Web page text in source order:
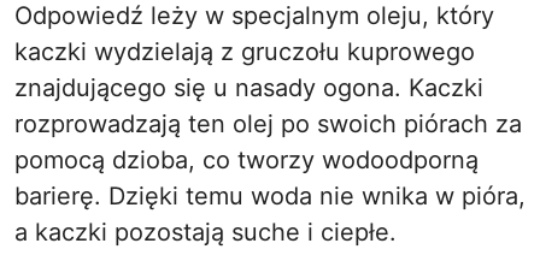
Odpowiedź leży w specjalnym oleju, który
kaczki wydzielają z gruczołu kuprowego
znajdującego się u nasady ogona. Kaczki
rozprowadzają ten olej po swoich piórach za
pomocą dzioba, co tworzy wodoodporną
barierę. Dzięki temu woda nie wnika w pióra,
a kaczki pozostają suche i ciepłe.